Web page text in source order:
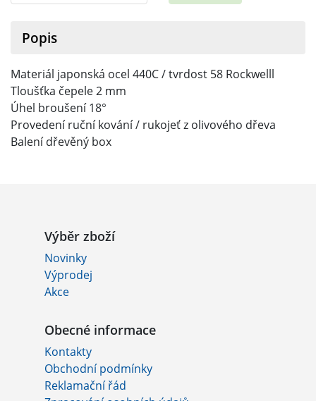
Popis
Materiál japonská ocel 440C / tvrdost 58 Rockwelll
Tloušťka čepele 2 mm
Úhel broušení 18°
Provedení ruční kování / rukojeť z olivového dřeva
Balení dřevěný box
Výběr zboží
Novinky
Výprodej
Akce
Obecné informace
Kontakty
Obchodní podmínky
Reklamační řád